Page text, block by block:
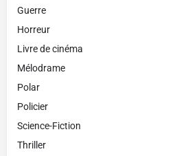
Guerre
Horreur
Livre de cinéma
Mélodrame
Polar
Policier
Science-Fiction
Thriller